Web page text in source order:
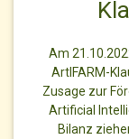
Am
ArtIFARM-
Zusage zur
Artificial
Bilanz